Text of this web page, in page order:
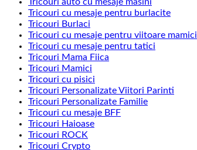
Tricouri cu mesaje pentru burlacite
Tricouri Burlaci
Tricouri cu mesaje pentru viitoare mamici
Tricouri cu mesaje pentru tatici
Tricouri Mama Fiica
Tricouri Mamici
Tricouri cu pisici
Tricouri Personalizate Viitori Parinti
Tricouri Personalizate Familie
Tricouri cu mesaje BFF
Tricouri Haioase
Tricouri ROCK
Tricouri Crypto